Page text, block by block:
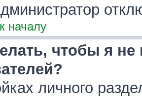
началу
чтобы я
личного